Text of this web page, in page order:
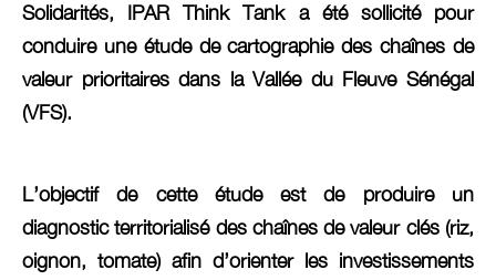
Solidarités, IPAR Think Tank a été sollicité pour
conduire une étude de cartographie des chaînes de
valeur prioritaires dans la Vallée du Fleuve Sénégal
(VFS).
L’objectif de cette étude est de produire un
diagnostic territorialisé des chaînes de valeur clés (riz,
oignon, tomate) afin d’orienter les investissements